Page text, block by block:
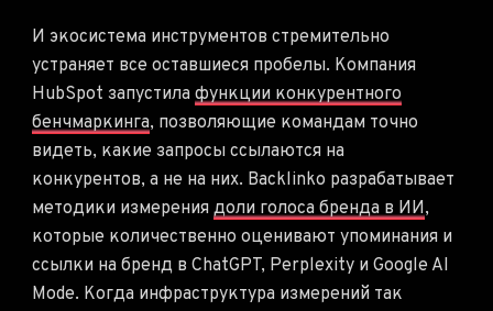
И экосистема инструментов стремительно
устраняет все оставшиеся пробелы. Компания
HubSpot запустила функции конкурентного
бенчмаркинга, позволяющие командам точно
видеть, какие запросы ссылаются на
конкурентов, а не на них. Backlinko разрабатывает
методики измерения доли голоса бренда в ИИ,
которые количественно оценивают упоминания и
ссылки на бренд в ChatGPT, Perplexity и Google AI
Mode. Когда инфраструктура измерений так